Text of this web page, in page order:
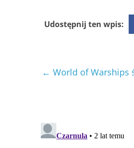
Udostępnij ten wpis:
← World of Warships